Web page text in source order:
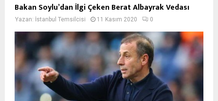
Bakan Soylu’dan İlgi Çeken Berat Albayrak Vedası
Yazan: İstanbul Temsilcisi 11 Kasım 2020 0